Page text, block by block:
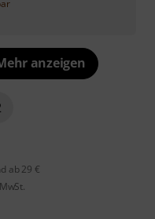
anzeigen
ab 29 €